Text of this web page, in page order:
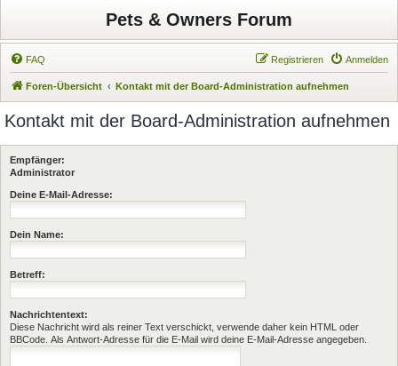
Pets & Owners Forum
FAQ Anmelden
Registrieren
Foren-Übersicht Kontakt mit der Board-Administration aufnehmen
Kontakt mit der Board-Administration aufnehmen
Empfänger:
Administrator
Deine E-Mail-Adresse:
Dein Name:
Betreff:
Nachrichtentext:
Diese Nachricht wird als reiner Text verschickt, verwende daher kein HTML oder
BBCode. Als Antwort-Adresse für die E-Mail wird deine E-Mail-Adresse angegeben.